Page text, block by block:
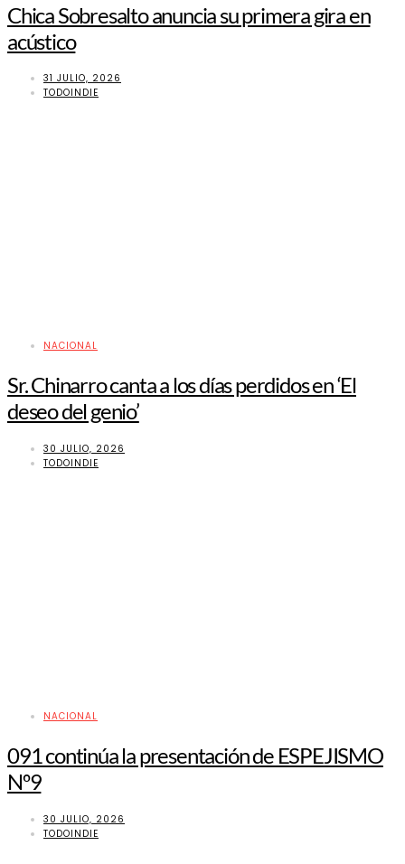
Chica Sobresalto anuncia su primera gira en
acústico
31 JULIO, 2026
TODOINDIE
NACIONAL
Sr. Chinarro canta a los días perdidos en ‘El
deseo del genio’
30 JULIO, 2026
TODOINDIE
NACIONAL
091 continúa la presentación de ESPEJISMO
Nº9
30 JULIO, 2026
TODOINDIE